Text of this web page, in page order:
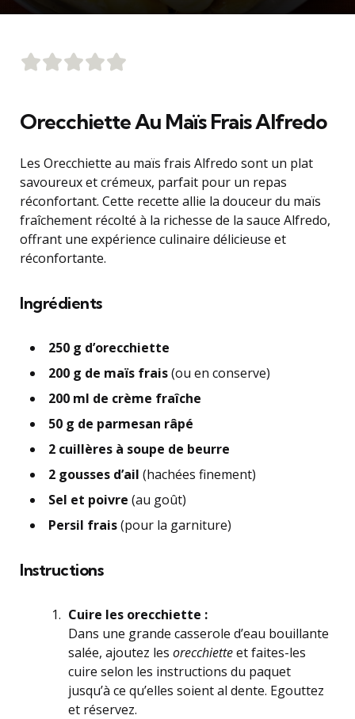
Orecchiette Au Maïs Frais Alfredo
Les Orecchiette au maïs frais Alfredo sont un plat
savoureux et crémeux, parfait pour un repas
réconfortant. Cette recette allie la douceur du maïs
fraîchement récolté à la richesse de la sauce Alfredo,
offrant une expérience culinaire délicieuse et
réconfortante.
Ingrédients
250 g d’orecchiette
200 g de maïs frais(ou en conserve)
200 ml de crème fraîche
50 g de parmesan râpé
2 cuillères à soupe de beurre
2 gousses d’ail (hachées finement)
Sel et poivre (au goût)
Persil frais(pour la garniture)
Instructions
Cuire les orecchiette :
Dans une grande casserole d’eau bouillante
salée, ajoutez les orecchietteet faites-les
cuire selon les instructions du paquet
jusqu’à ce qu’elles soient al dente. Egouttez
et réservez.